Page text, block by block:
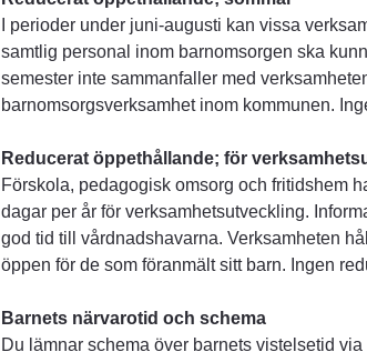
I perioder under juni-augusti kan vissa
samtlig personal inom barnomsorgen ska
semester inte sammanfaller med
barnomsorgsverksamhet inom kommunen.
Reducerat öppethållande; för
Förskola, pedagogisk omsorg och fritidshem
dagar per år för verksamhetsutveckling.
god tid till vårdnadshavarna. Verksamheten
öppen för de som föranmält sitt barn. Ingen
Barnets närvarotid och schema
Du lämnar schema över barnets vistelsetid